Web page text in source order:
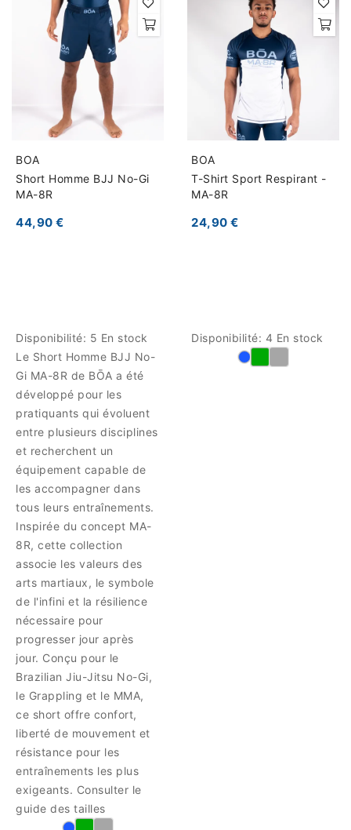
BOA
Short Homme BJJ No-Gi
MA-8R
44,90 €
Disponibilité: 5 En stock
Le Short Homme BJJ No-
Gi MA-8R de BŌA a été
développé pour les
pratiquants qui évoluent
entre plusieurs disciplines
et recherchent un
équipement capable de
les accompagner dans
tous leurs entraînements.
Inspirée du concept MA-
8R, cette collection
associe les valeurs des
arts martiaux, le symbole
de l'infini et la résilience
nécessaire pour
progresser jour après
jour. Conçu pour le
Brazilian Jiu-Jitsu No-Gi,
le Grappling et le MMA,
ce short offre confort,
liberté de mouvement et
résistance pour les
entraînements les plus
exigeants. Consulter le
guide des tailles
BOA
T-Shirt Sport Respirant -
MA-8R
24,90 €
Disponibilité: 4 En stock